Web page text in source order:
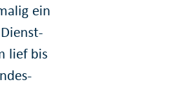
ein
Dienst­
lief bis